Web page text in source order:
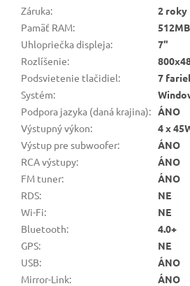
Záruka:
2 roky
Pamäť RAM:
512MB
Uhlopriečka displeja:
7"
Rozlíšenie:
Podsvietenie tlačidiel:
7
Systém:
Podpora jazyka (daná krajina): ÁNO
Výstupný výkon:
4 x
Výstup pre subwoofer:
ÁNO
RCA výstupy:
ÁNO
FM tuner:
ÁNO
RDS:
NE
Wi-Fi:
NE
Bluetooth:
4.0+
GPS:
NE
USB:
ÁNO
Mirror-Link:
ÁNO